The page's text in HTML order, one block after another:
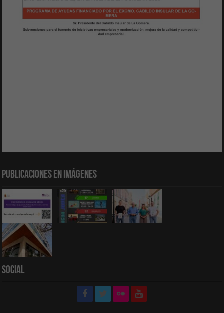
Publicaciones en Imágenes
Social